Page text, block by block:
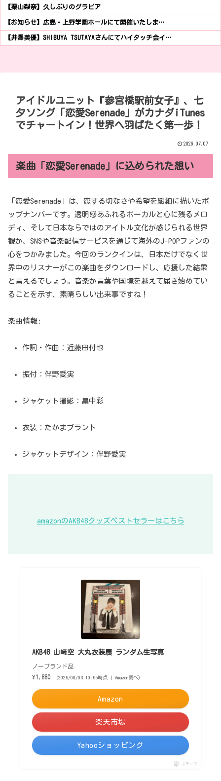
【栗山梨奈】久しぶりのグラビア
【お知らせ】広島・上野学園ホールにて開催いたしま…
【井澤美優】SHIBUYA TSUTAYAさんにてハイタッチ会イ…
アイドルユニット『参宮橋駅前女子』、七
夕ソング「恋愛Serenade」がカナダiTunes
でチャートイン！世界へ羽ばたく第一歩！
2026.07.07
楽曲「恋愛Serenade」に込められた想い
「恋愛Serenade」は、恋する切なさや希望を繊細に描いたポ
ップナンバーです。透明感あふれるボーカルと心に残るメロ
ディ、そして日本ならではのアイドル文化が感じられる世界
観が、SNSや音楽配信サービスを通じて海外のJ-POPファンの
心をつかみました。今回のランクインは、日本だけでなく世
界中のリスナーがこの楽曲をダウンロードし、応援した結果
と言えるでしょう。音楽が言葉や国境を越えて届き始めてい
ることを示す、素晴らしい出来事ですね！
楽曲情報:
作詞・作曲：近藤田付也
振付：伴野愛実
ジャケット撮影：畠中彩
衣装：たかまブランド
ジャケットデザイン：伴野愛実
amazonのAKB48グッズベストセラーはこちら
AKB48 山﨑空 大丸衣装展 ランダム生写真
ノーブランド品
¥1,880
（2025/08/03 10:55時点 | Amazon調べ）
Amazon
楽天市場
Yahooショッピング
ポチップ